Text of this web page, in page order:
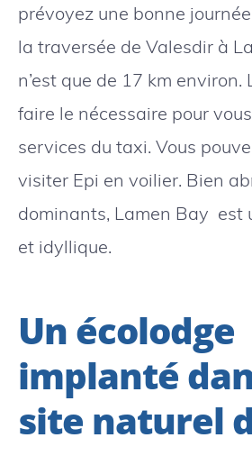
prévoyez une bonne
la traversée de Valesdir à
n’est que de 17 km environ.
faire le nécessaire pour
services du taxi. Vous
visiter Epi en voilier. Bien
dominants, Lamen Bay est
et idyllique.
Un écolodge
implanté
site naturel